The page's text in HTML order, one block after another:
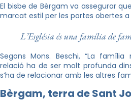
El bisbe de Bèrgam va assegurar
marcat estil per les portes obertes a
L’Església és una família de
Segons Mons. Beschi, “La
relació ha de ser molt profunda
s’ha de relacionar amb les altres
Bèrgam, terra de Sant